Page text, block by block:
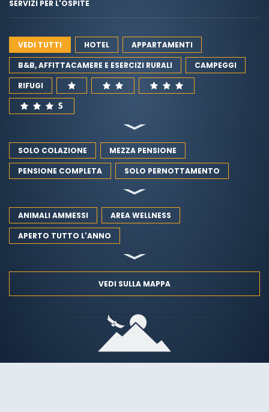
SERVIZI PER L'OSPITE
VEDI TUTTI HOTEL
APPARTAMENTI
B&B, AFFITTACAMERE E ESERCIZI RURALI
CAMPEGGI
RIFUGI
SOLO COLAZIONE
MEZZA PENSIONE
PENSIONE COMPLETA
SOLO PERNOTTAMENTO
ANIMALI AMMESSI
AREA WELLNESS
APERTO TUTTO L'ANNO
VEDI SULLA MAPPA